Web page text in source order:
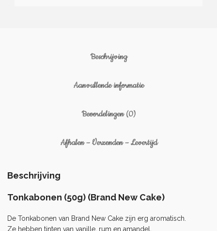
Beschrijving
Aanvullende informatie
Beoordelingen (0)
Afhalen – Verzenden – Levertijd
Beschrijving
Tonkabonen (50g) (Brand New Cake)
De Tonkabonen van Brand New Cake zijn erg aromatisch.
Ze hebben tinten van vanille, rum en amandel.